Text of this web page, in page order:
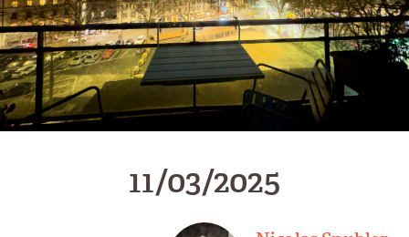
11/03/2025